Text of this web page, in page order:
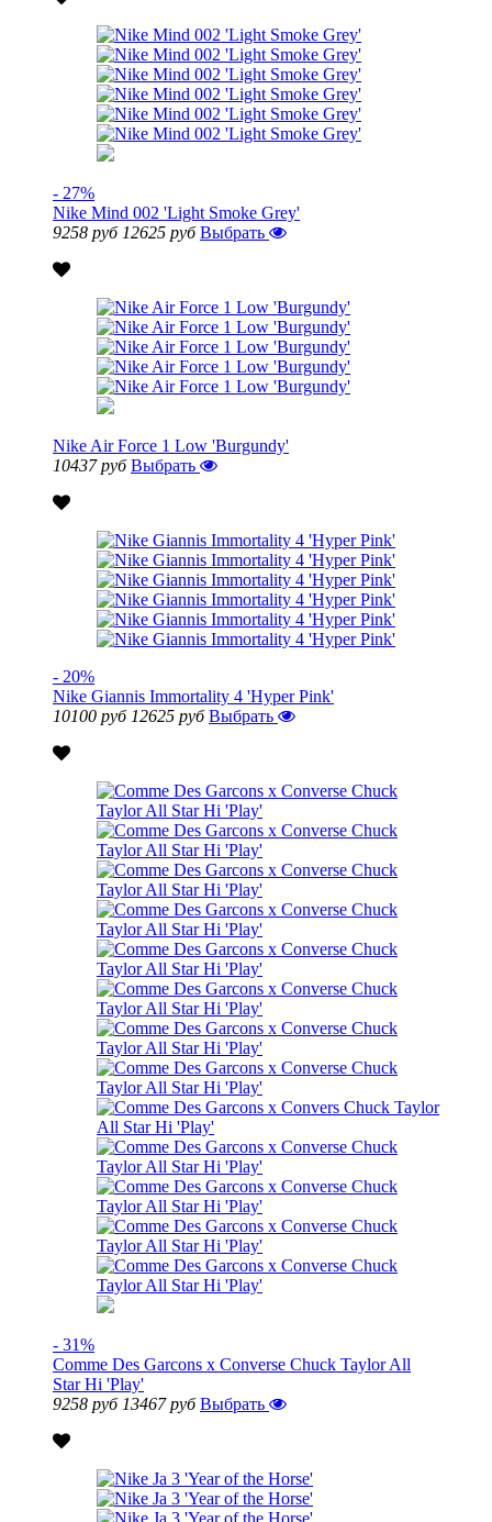
- 27%
Nike Mind 002 'Light Smoke Grey'
9258 руб 12625 руб Выбрать
Nike Air Force 1 Low 'Burgundy'
10437 руб Выбрать
- 20%
Nike Giannis Immortality 4 'Hyper Pink'
10100 руб 12625 руб Выбрать
- 31%
Comme Des Garcons x Converse Chuck Taylor All
Star Hi 'Play'
9258 руб 13467 руб Выбрать